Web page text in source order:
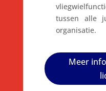
tussen alle
organisatie.
Meer